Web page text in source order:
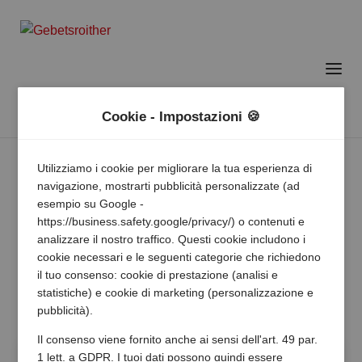
Cookie - Impostazioni 🍪
Utilizziamo i cookie per migliorare la tua esperienza di
navigazione, mostrarti pubblicità personalizzate (ad
esempio su Google -
https://business.safety.google/privacy/) o contenuti e
analizzare il nostro traffico. Questi cookie includono i
cookie necessari e le seguenti categorie che richiedono
il tuo consenso: cookie di prestazione (analisi e
statistiche) e cookie di marketing (personalizzazione e
pubblicità).
Il consenso viene fornito anche ai sensi dell'art. 49 par.
1 lett. a GDPR. I tuoi dati possono quindi essere